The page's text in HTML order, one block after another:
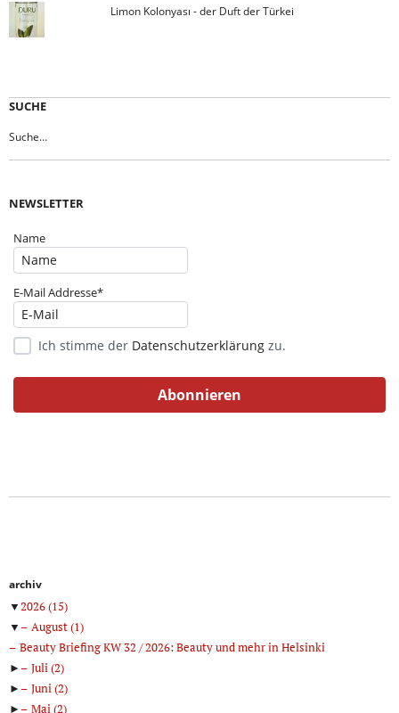
Limon Kolonyası - der Duft der Türkei
SUCHE
NEWSLETTER
Name
E-Mail Addresse*
Ich stimme der Datenschutzerklärung zu.
archiv
▼2026(15)
▼
August(1)
Beauty Briefing KW 32 / 2026: Beauty und mehr in Helsinki
►
Juli(2)
►
Juni(2)
►
Mai(2)